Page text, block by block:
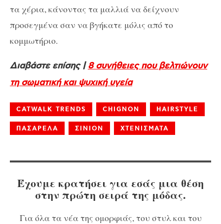
τα χέρια, κάνοντας τα μαλλιά να δείχνουν
προσεγμένα σαν να βγήκατε μόλις από το
κομμωτήριο.
Διαβάστε επίσης |8 συνήθειες που βελτιώνουν
τη σωματική και ψυχική υγεία
CATWALK TRENDS CHIGNON HAIRSTYLE
ΠΑΣΑΡΕΛΑ ΣΙΝΙΟΝ ΧΤΕΝΙΣΜΑΤΑ
Έχουμε κρατήσει για εσάς μια θέση
στην πρώτη σειρά της μόδας.
Για όλα τα νέα της ομορφιάς, του στυλ και του